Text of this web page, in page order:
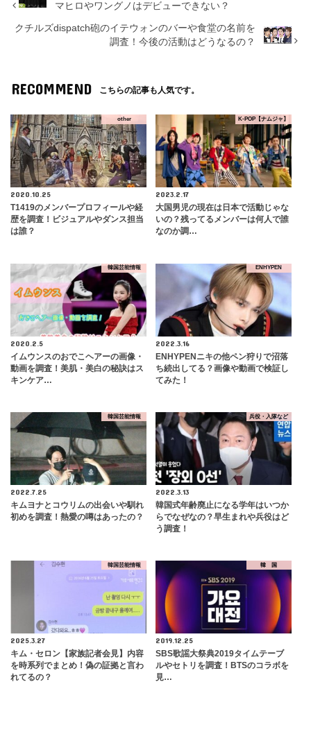
マヒロやワングノはデビューできない？
クチルズdispatch砲のイテウォンのバーや食堂の名前を
調査！今後の活動はどうなるの？
RECOMMEND こちらの記事も人気です。
other
2020.10.25
T1419のメンバープロフィールや経
歴を調査！ビジュアルやダンス担当
は誰？
K-POP【ナムジャ】
2023.2.17
大国男児の現在は日本で活動じゃな
いの？残ってるメンバーは何人で誰
なのか調…
韓国芸能情報
2020.2.5
イムウンスのおでこヘアーの画像・
動画を調査！美肌・美白の秘訣はス
キンケア…
ENHYPEN
2022.3.16
ENHYPENニキの他ペン狩りで沼落
ち続出してる？画像や動画で検証し
てみた！
韓国芸能情報
2022.7.25
キムヨナとコウリムの出会いや馴れ
初めを調査！熱愛の噂はあったの？
兵役・入隊など
2022.3.13
韓国式年齢廃止になる学年はいつか
らでなぜなの？早生まれや兵役はど
う調査！
韓国芸能情報
2025.3.27
キム・セロン【家族記者会見】内容
を時系列でまとめ！偽の証拠と言わ
れてるの？
韓 国
2019.12.25
SBS歌謡大祭典2019タイムテーブ
ルやセトリを調査！BTSのコラボを
見…